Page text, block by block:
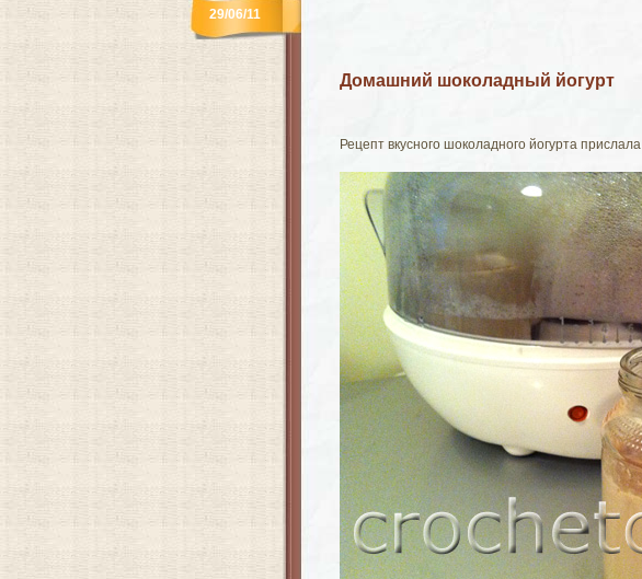
Домашний шоколадный йогурт
29/06/11
Рецепт вкусного шоколадного йогурта прислала